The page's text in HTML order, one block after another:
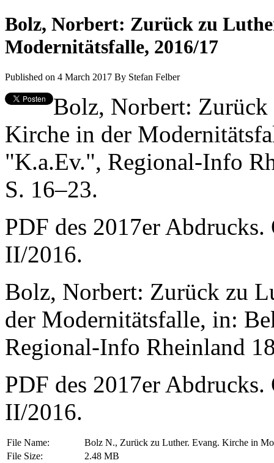
Bolz, Norbert: Zurück zu
Modernitätsfalle, 2016/17
Published on 4 March 2017 By Stefan Felber
Bolz, Norbert: Zurück
Kirche in der
"K.a.Ev.", Regional-Info
S. 16–23.
PDF des 2017er
II/2016.
Bolz, Norbert: Zurück zu
der Modernitätsfalle, in:
Regional-Info Rheinland
PDF des 2017er
II/2016.
File Name:
Bolz N., Zurück zu Luther. Evang. Kirche in
File Size:
2.48 MB